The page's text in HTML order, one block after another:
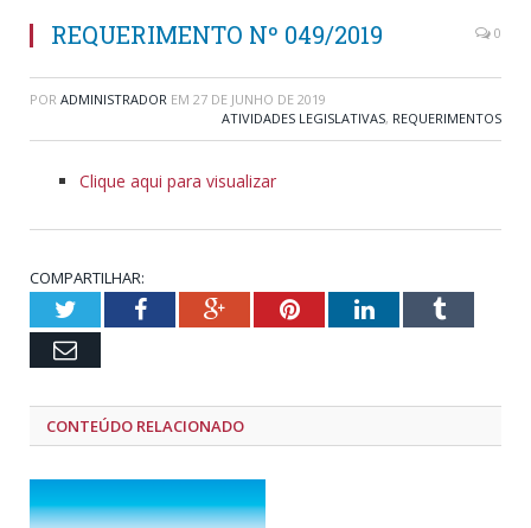
REQUERIMENTO Nº 049/2019 0
POR ADMINISTRADOR EM 27 DE JUNHO DE 2019
ATIVIDADES LEGISLATIVAS, REQUERIMENTOS
Clique aqui para visualizar
COMPARTILHAR:
TwitterFacebookGoogle+PinterestLinkedInTumblr
Email
CONTEÚDO RELACIONADO